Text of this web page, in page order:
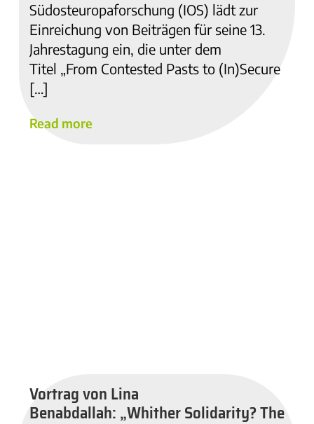
Südosteuropaforschung (IOS) lädt zur
Einreichung von Beiträgen für seine 13.
Jahrestagung ein, die unter dem
Titel „From Contested Pasts to (In)Secure
[…]
Read more
Vortrag von Lina
Benabdallah: „Whither Solidarity? The